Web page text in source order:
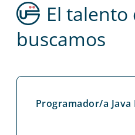
El talento
buscamos
Programador/a